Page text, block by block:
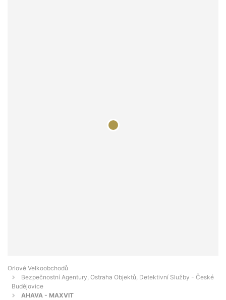
Orlové Velkoobchodů
Bezpečnostní Agentury, Ostraha Objektů, Detektivní Služby - České
Budějovice
AHAVA - MAXVIT